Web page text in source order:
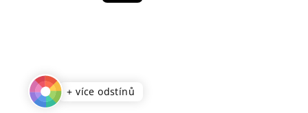
+ více odstínů